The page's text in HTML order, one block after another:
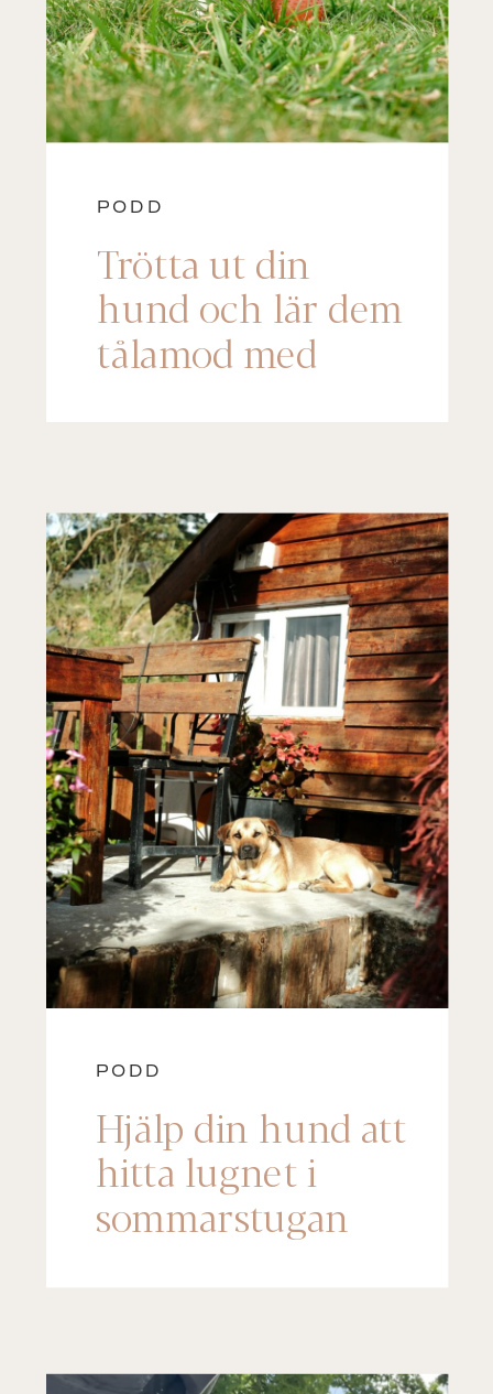
PODD
Trötta ut din
hund och lär dem
tålamod med
PODD
Hjälp din hund att
hitta lugnet i
sommarstugan